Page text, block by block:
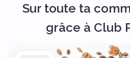
Sur toute ta
grâce à Club